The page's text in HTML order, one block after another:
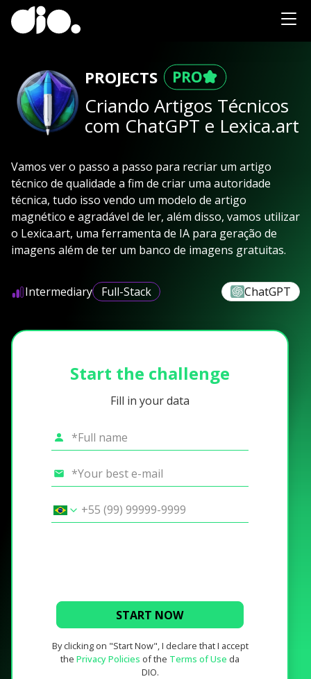
PROJECTS
Criando Artigos Técnicos
com ChatGPT e Lexica.art
Vamos ver o passo a passo para recriar um artigo
técnico de qualidade a fim de criar uma autoridade
técnica, tudo isso vendo um modelo de artigo
magnético e agradável de ler, além disso, vamos utilizar
o Lexica.art, uma ferramenta de IA para geração de
imagens além de ter um banco de imagens gratuitas.
Intermediary Full-Stack ChatGPT
Start the challenge
Fill in your data
START NOW
By clicking on "Start Now", I declare that I accept
the Privacy Policies of the Terms of Use da
DIO.